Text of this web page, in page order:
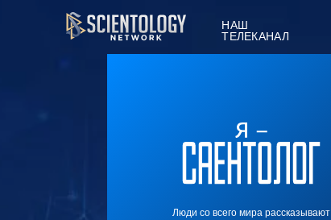
НАШ
ТЕЛЕКАНАЛ
Люди со всего мира рассказывают